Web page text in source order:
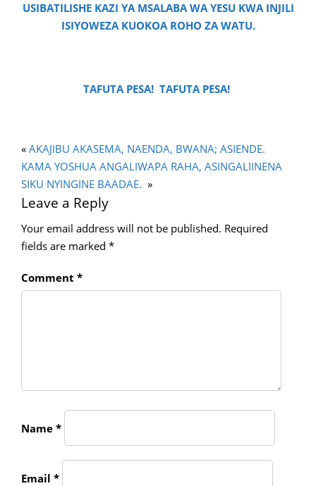
USIBATILISHE KAZI YA MSALABA WA YESU KWA INJILI
ISIYOWEZA KUOKOA ROHO ZA WATU.
TAFUTA PESA! TAFUTA PESA!
« AKAJIBU AKASEMA, NAENDA, BWANA; ASIENDE.
KAMA YOSHUA ANGALIWAPA RAHA, ASINGALIINENA
SIKU NYINGINE BAADAE. »
Leave a Reply
Your email address will not be published. Required
fields are marked *
Comment *
Name *
Email *